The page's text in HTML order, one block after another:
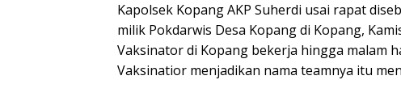
Kapolsek Kopang AKP Suherdi usai rapat
milik Pokdarwis Desa Kopang di Kopang,
Vaksinator di Kopang bekerja hingga malam
Vaksinatior menjadikan nama teamnya itu